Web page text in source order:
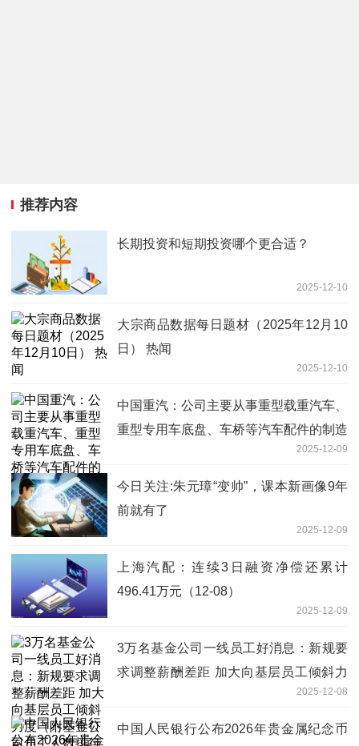
推荐内容
长期投资和短期投资哪个更合适？
2025-12-10
大宗商品数据每日题材（2025年12月10
日）​ 热闻
2025-12-10
中国重汽：公司主要从事重型载重汽车、
重型专用车底盘、车桥等汽车配件的制造
2025-12-09
今日关注:朱元璋“变帅”，课本新画像9年
前就有了
2025-12-09
上海汽配：连续3日融资净偿还累计
496.41万元（12-08）
2025-12-09
3万名基金公司一线员工好消息：新规要
求调整薪酬差距 加大向基层员工倾斜力
度（附基金公司员工人数排行榜）2025-12-08
中国人民银行公布2026年贵金属纪念币